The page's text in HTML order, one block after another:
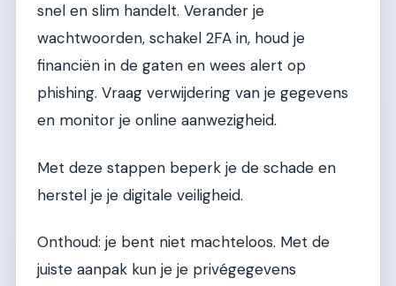
snel en slim handelt. Verander je
wachtwoorden, schakel 2FA in, houd je
financiën in de gaten en wees alert op
phishing. Vraag verwijdering van je gegevens
en monitor je online aanwezigheid.
Met deze stappen beperk je de schade en
herstel je je digitale veiligheid.
Onthoud: je bent niet machteloos. Met de
juiste aanpak kun je je privégegevens